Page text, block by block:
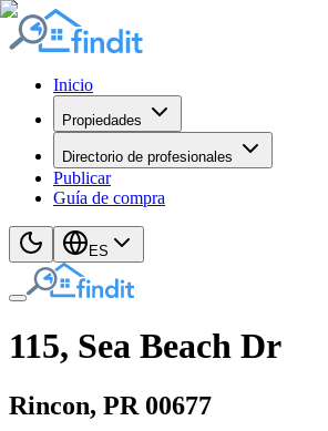
Inicio
Propiedades
Directorio de profesionales
Publicar
Guía de compra
ES
115, Sea Beach Dr
Rincon, PR 00677